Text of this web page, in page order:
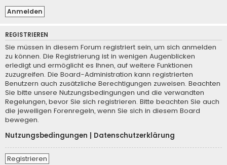
REGISTRIEREN
Sie müssen in diesem Forum registriert sein, um sich anmelden
zu können. Die Registrierung ist in wenigen Augenblicken
erledigt und ermöglicht es Ihnen, auf weitere Funktionen
zuzugreifen. Die Board-Administration kann registrierten
Benutzern auch zusätzliche Berechtigungen zuweisen. Beachten
Sie bitte unsere Nutzungsbedingungen und die verwandten
Regelungen, bevor Sie sich registrieren. Bitte beachten Sie auch
die jeweiligen Forenregeln, wenn Sie sich in diesem Board
bewegen.
Nutzungsbedingungen
Datenschutzerklärung
Registrieren